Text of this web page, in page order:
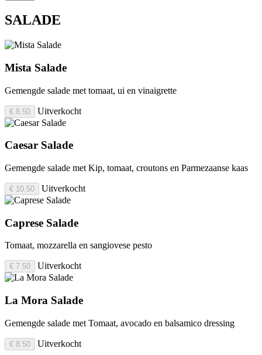
SALADE
Mista Salade
Gemengde salade met tomaat, ui en vinaigrette
€ 8.50 Uitverkocht
Caesar Salade
Gemengde salade met Kip, tomaat, croutons en Parmezaanse kaas
€ 10.50 Uitverkocht
Caprese Salade
Tomaat, mozzarella en sangiovese pesto
€ 7.50 Uitverkocht
La Mora Salade
Gemengde salade met Tomaat, avocado en balsamico dressing
€ 8.50 Uitverkocht